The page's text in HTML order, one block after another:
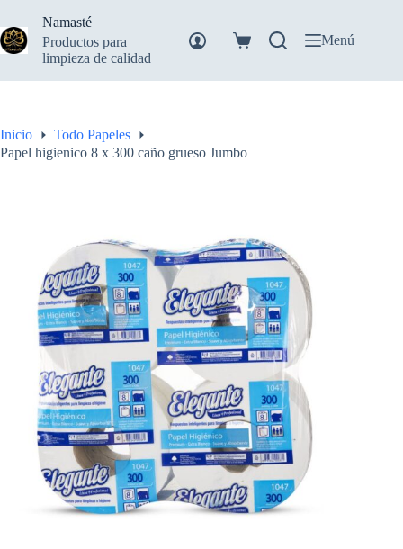
contenido
Namasté
Productos para
limpieza de calidad
Carro
compra
Menú
Inicio
Todo Papeles
Papel higienico 8 x 300 caño grueso Jumbo